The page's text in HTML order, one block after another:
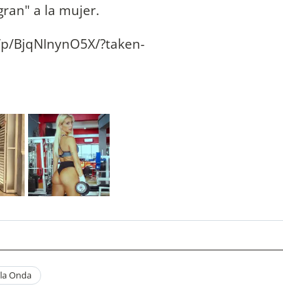
a la mujer.
BjqNInynO5X/?taken-
Onda